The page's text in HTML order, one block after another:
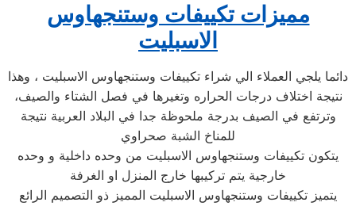
مميزات تكييفات وستنجهاوس
الاسبليت
دائما يلجي العملاء الي شراء تكييفات وستنجهاوس الاسبليت ، وهذا
نتيجة اختلاف درجات الحراره وتغيرها في فصل الشتاء والصيف،
وترتفع في الصيف بدرجة ملحوظة جدا في البلاد العربية نتيجة
للمناخ الشبة صحراوي
يتكون تكييفات وستنجهاوس الاسبليت من وحده داخلية و وحده
خارجية يتم تركيبها خارج المنزل او الغرفة
يتميز تكييفات وستنجهاوس الاسبليت المميز ذو التصميم الرائع